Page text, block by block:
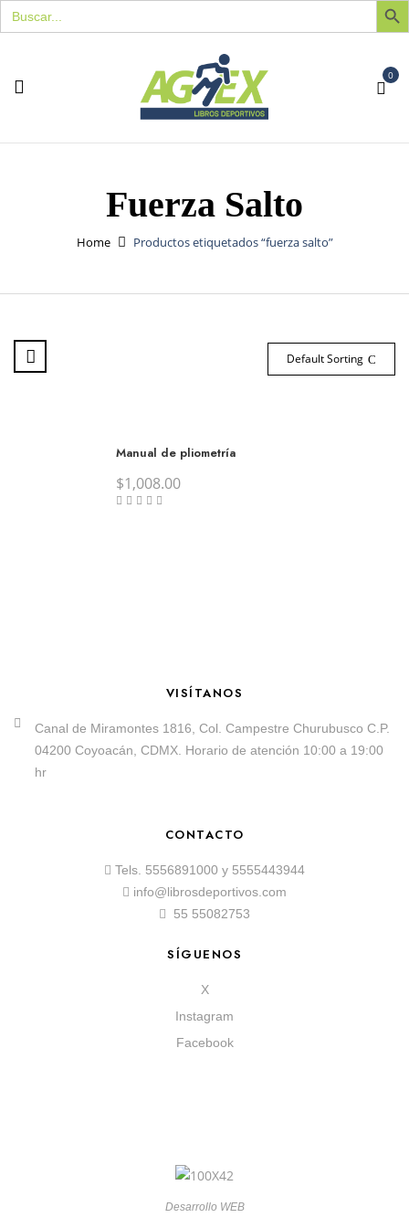
Buscar:
0
Fuerza Salto
Home Productos etiquetados “fuerza salto”
Default Sorting
Manual de pliometría
$1,008.00
VISÍTANOS
Canal de Miramontes 1816, Col. Campestre Churubusco C.P.
04200 Coyoacán, CDMX. Horario de atención 10:00 a 19:00
hr
CONTACTO
Tels. 5556891000 y 5555443944
info@librosdeportivos.com
55 55082753
SÍGUENOS
X
Instagram
Facebook
Desarrollo WEB